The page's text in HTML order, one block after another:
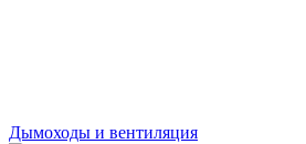
Дымоходы и вентиляция